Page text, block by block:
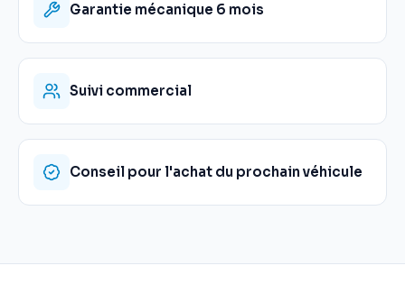
Garantie mécanique 6 mois
Suivi commercial
Conseil pour l'achat du prochain véhicule